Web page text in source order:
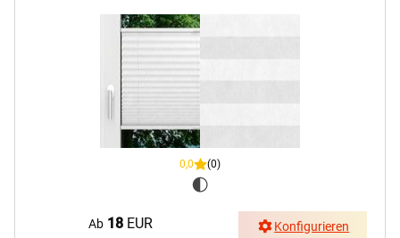
0,0 (0)
Ab 18 EUR Konfigurieren